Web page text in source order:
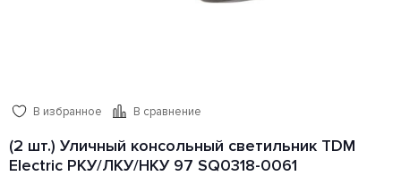
В избранное В сравнение
(2 шт.) Уличный консольный светильник TDM
Electric РКУ/ЛКУ/НКУ 97 SQ0318-0061